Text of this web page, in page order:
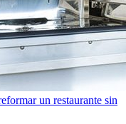
un restaurante sin